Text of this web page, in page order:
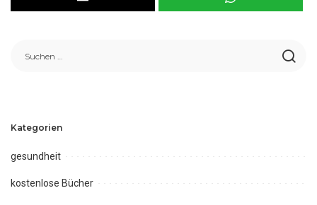
Kategorien
gesundheit
kostenlose Bücher